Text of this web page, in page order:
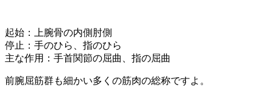
起始 ：上腕骨の内側肘側
停止 ：手のひら、指のひら
主な作用 ：手首関節の屈曲、指の屈曲
前腕屈筋群も細かい多くの筋肉の総称ですよ。